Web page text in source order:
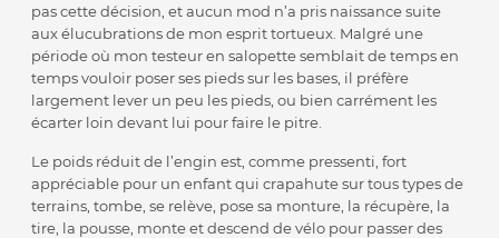
pas cette décision, et aucun mod n’a pris naissance suite
aux élucubrations de mon esprit tortueux. Malgré une
période où mon testeur en salopette semblait de temps en
temps vouloir poser ses pieds sur les bases, il préfère
largement lever un peu les pieds, ou bien carrément les
écarter loin devant lui pour faire le pitre.
Le poids réduit de l’engin est, comme pressenti, fort
appréciable pour un enfant qui crapahute sur tous types de
terrains, tombe, se relève, pose sa monture, la récupère, la
tire, la pousse, monte et descend de vélo pour passer des